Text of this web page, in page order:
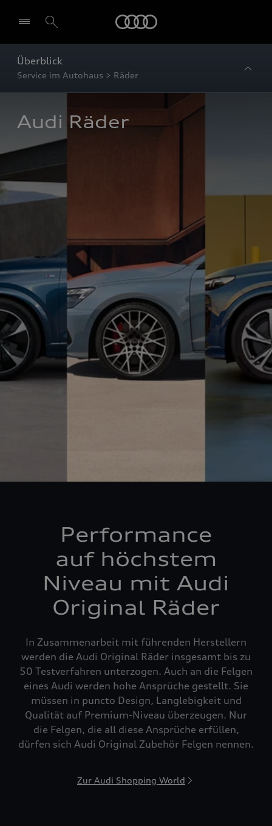
Überblick
Service im Autohaus > Räder
Audi Räder
Performance
auf höchstem
Niveau mit Audi
Original Räder
In Zusammenarbeit mit führenden Herstellern
werden die Audi Original Räder insgesamt bis zu
50 Testverfahren unterzogen. Auch an die Felgen
eines Audi werden hohe Ansprüche gestellt. Sie
müssen in puncto Design, Langlebigkeit und
Qualität auf Premium-Niveau überzeugen. Nur
die Felgen, die all diese Ansprüche erfüllen,
dürfen sich Audi Original Zubehör Felgen nennen.
Zur Audi Shopping World